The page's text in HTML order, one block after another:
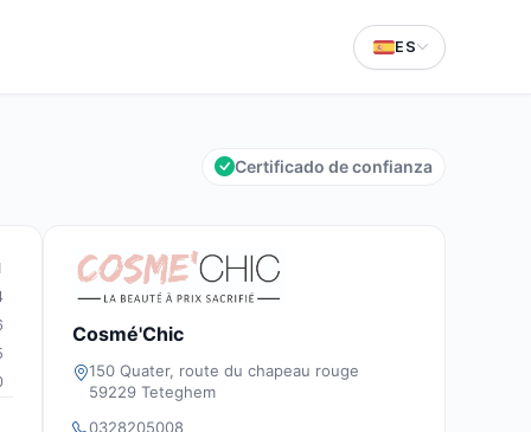
ES
Certificado de confianza
Cosmé'Chic
150 Quater, route du chapeau rouge
59229 Teteghem
0328205008